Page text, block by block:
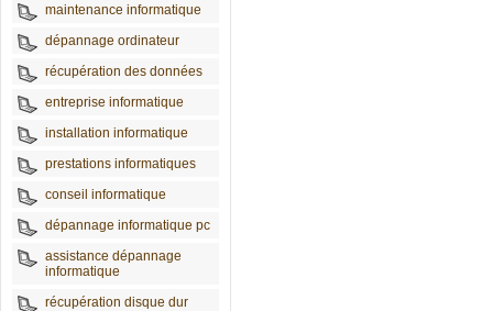
maintenance informatique
dépannage ordinateur
récupération des données
entreprise informatique
installation informatique
prestations informatiques
conseil informatique
dépannage informatique pc
assistance dépannage
informatique
récupération disque dur